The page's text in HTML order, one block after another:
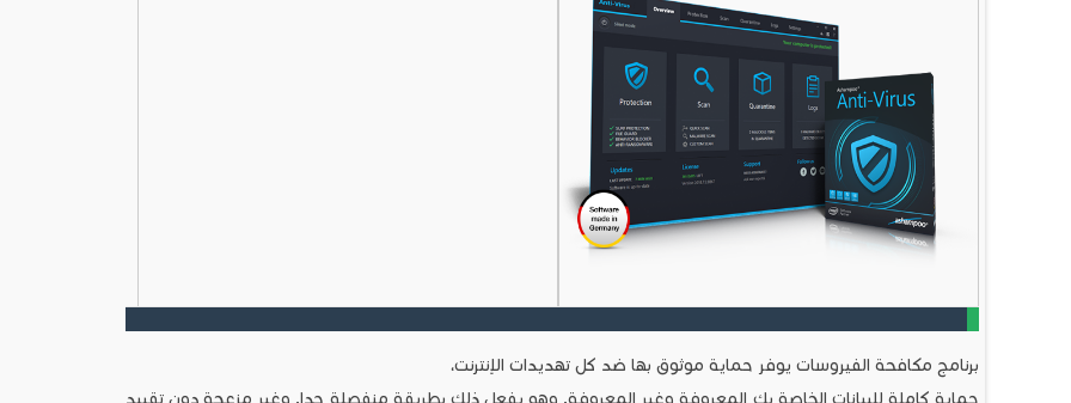
برنامج مكافحة الفيروسات يوفر حماية موثوق بها ضد كل تهديدات الإنترنت،
حماية كاملة للبيانات الخاصة بك المعروفة وغير المعروفة. وهو يفعل ذلك بطريقة منفصلة جدا. وغير مزعجة دون تقييد